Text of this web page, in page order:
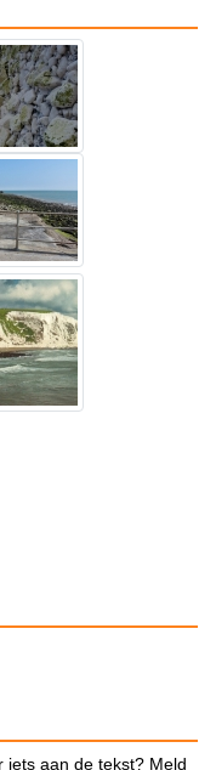
iets aan de tekst? Meld